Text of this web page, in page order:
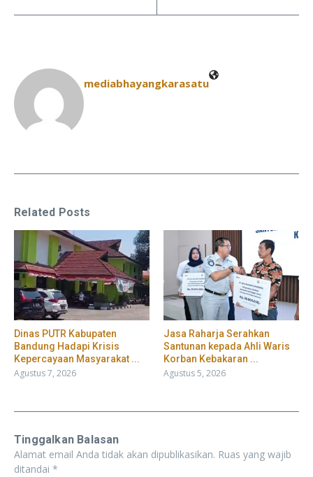
mediabhayangkarasatu
Related Posts
Dinas PUTR Kabupaten
Bandung Hadapi Krisis
Kepercayaan Masyarakat ...
Agustus 7, 2026
Jasa Raharja Serahkan
Santunan kepada Ahli Waris
Korban Kebakaran ...
Agustus 5, 2026
Tinggalkan Balasan
Alamat email Anda tidak akan dipublikasikan. Ruas yang wajib
ditandai *